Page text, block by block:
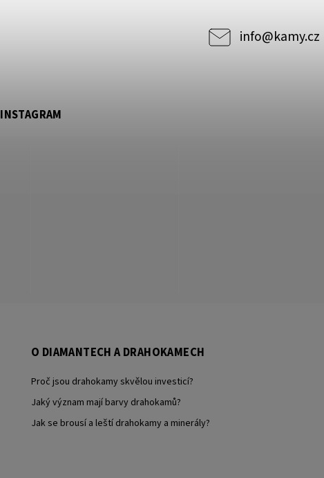
info@kamy.cz
O DIAMANTECH A DRAHOKAMECH
Proč jsou drahokamy skvělou investicí?
Jaký význam mají barvy drahokamů?
Jak se brousí a leští drahokamy a minerály?
INSTAGRAM